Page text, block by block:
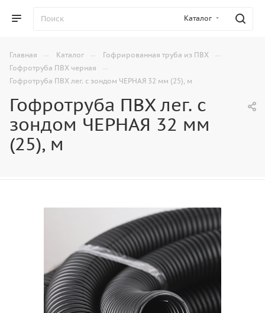
Каталог
Главная — Каталог — Гофрированная труба из ПВХ —
Гофротруба ПВХ черная —
Гофротруба ПВХ лег. с зондом ЧЕРНАЯ 32 мм (25), м
Гофротруба ПВХ лег. с
зондом ЧЕРНАЯ 32 мм
(25), м